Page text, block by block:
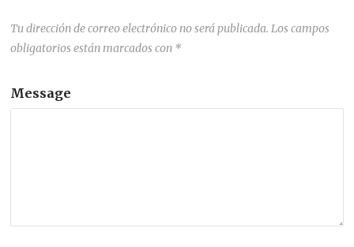
Tu dirección de correo electrónico no será publicada. Los campos
obligatorios están marcados con *
Message